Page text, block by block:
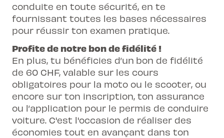
conduite en toute sécurité, en te
fournissant toutes les bases nécessaires
pour réussir ton examen pratique.
Profite de notre bon de fidélité !
En plus, tu bénéficies d’un bon de fidélité
de 60 CHF, valable sur les cours
obligatoires pour la moto ou le scooter, ou
encore sur ton inscription, ton assurance
ou l’application pour le permis de conduire
voiture. C'est l'occasion de réaliser des
économies tout en avançant dans ton